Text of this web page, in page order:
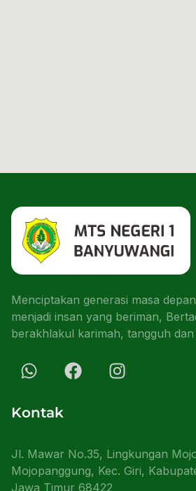
Menciptakan generasi masa
menjadi insan yang beriman,
berakhlakul karimah, tangguh
Kontak
Jl. Mawar No.35, Lingkungan
Mojopanggung, Kec. Giri,
Jawa Timur 68422